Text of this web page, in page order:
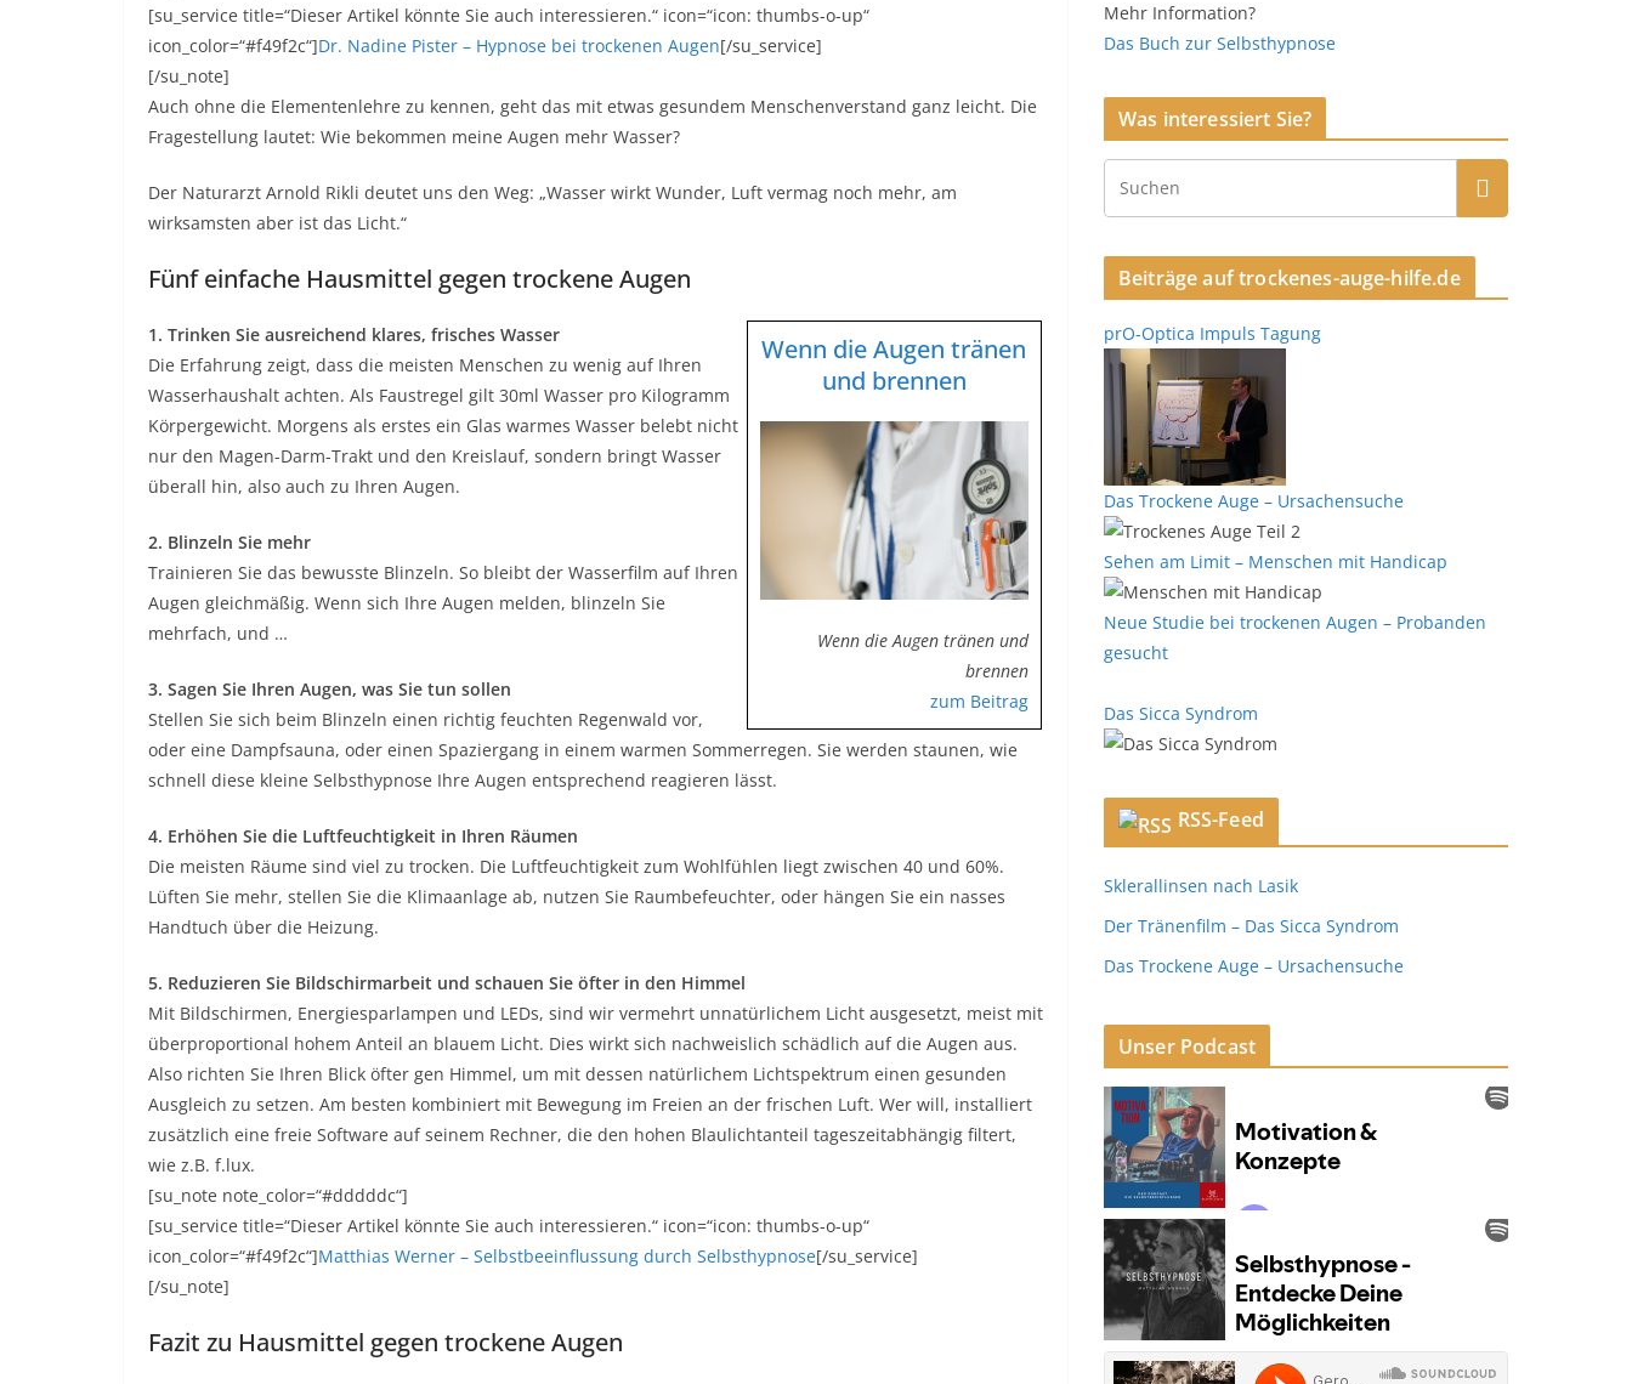
[su_service title=“Dieser Artikel könnte Sie auch interessieren.“ icon=“icon: thumbs-o-up“
icon_color=“#f49f2c“]Dr. Nadine Pister – Hypnose bei trockenen Augen[/su_service]
[/su_note]
Auch ohne die Elementenlehre zu kennen, geht das mit etwas gesundem Menschenverstand ganz leicht. Die
Fragestellung lautet: Wie bekommen meine Augen mehr Wasser?
Der Naturarzt Arnold Rikli deutet uns den Weg: „Wasser wirkt Wunder, Luft vermag noch mehr, am
wirksamsten aber ist das Licht.“
Fünf einfache Hausmittel gegen trockene Augen
Wenn die Augen tränen
und brennen
Wenn die Augen tränen und
brennen
zum Beitrag
1. Trinken Sie ausreichend klares, frisches Wasser
Die Erfahrung zeigt, dass die meisten Menschen zu wenig auf Ihren
Wasserhaushalt achten. Als Faustregel gilt 30ml Wasser pro Kilogramm
Körpergewicht. Morgens als erstes ein Glas warmes Wasser belebt nicht
nur den Magen-Darm-Trakt und den Kreislauf, sondern bringt Wasser
überall hin, also auch zu Ihren Augen.
2. Blinzeln Sie mehr
Trainieren Sie das bewusste Blinzeln. So bleibt der Wasserfilm auf Ihren
Augen gleichmäßig. Wenn sich Ihre Augen melden, blinzeln Sie
mehrfach, und …
3. Sagen Sie Ihren Augen, was Sie tun sollen
Stellen Sie sich beim Blinzeln einen richtig feuchten Regenwald vor,
oder eine Dampfsauna, oder einen Spaziergang in einem warmen Sommerregen. Sie werden staunen, wie
schnell diese kleine Selbsthypnose Ihre Augen entsprechend reagieren lässt.
4. Erhöhen Sie die Luftfeuchtigkeit in Ihren Räumen
Die meisten Räume sind viel zu trocken. Die Luftfeuchtigkeit zum Wohlfühlen liegt zwischen 40 und 60%.
Lüften Sie mehr, stellen Sie die Klimaanlage ab, nutzen Sie Raumbefeuchter, oder hängen Sie ein nasses
Handtuch über die Heizung.
5. Reduzieren Sie Bildschirmarbeit und schauen Sie öfter in den Himmel
Mit Bildschirmen, Energiesparlampen und LEDs, sind wir vermehrt unnatürlichem Licht ausgesetzt, meist mit
überproportional hohem Anteil an blauem Licht. Dies wirkt sich nachweislich schädlich auf die Augen aus.
Also richten Sie Ihren Blick öfter gen Himmel, um mit dessen natürlichem Lichtspektrum einen gesunden
Ausgleich zu setzen. Am besten kombiniert mit Bewegung im Freien an der frischen Luft. Wer will, installiert
zusätzlich eine freie Software auf seinem Rechner, die den hohen Blaulichtanteil tageszeitabhängig filtert,
wie z.B. f.lux.
[su_note note_color=“#dddddc“]
[su_service title=“Dieser Artikel könnte Sie auch interessieren.“ icon=“icon: thumbs-o-up“
icon_color=“#f49f2c“]Matthias Werner – Selbstbeeinflussung durch Selbsthypnose[/su_service]
[/su_note]
Fazit zu Hausmittel gegen trockene Augen
Mehr Information?
Das Buch zur Selbsthypnose
Was interessiert Sie?
Beiträge auf trockenes-auge-hilfe.de
prO-Optica Impuls Tagung
Das Trockene Auge – Ursachensuche
Sehen am Limit – Menschen mit Handicap
Neue Studie bei trockenen Augen – Probanden
gesucht
Das Sicca Syndrom
RSS-Feed
Sklerallinsen nach Lasik
Der Tränenfilm – Das Sicca Syndrom
Das Trockene Auge – Ursachensuche
Unser Podcast